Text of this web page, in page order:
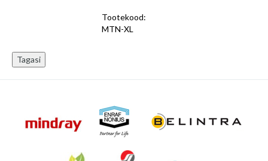
XL,
steriilne
Tootekood:
MTN-XL